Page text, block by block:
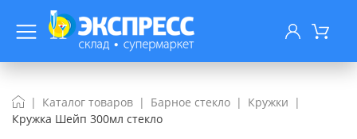
Каталог товаров Барное стекло
Кружки
Кружка Шейп 300мл стекло